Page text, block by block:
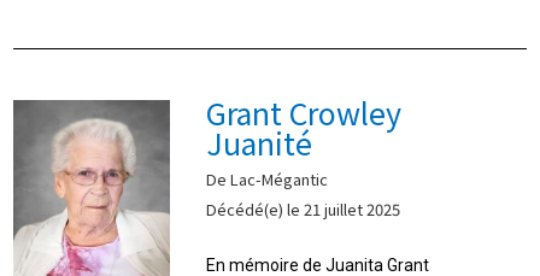
Grant Crowley
Juanité
De Lac-Mégantic
Décédé(e) le 21 juillet 2025
En mémoire de Juanita Grant